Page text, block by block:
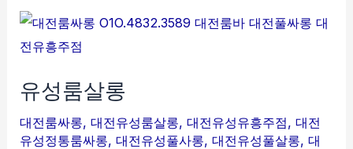
유성룸살롱
대전룸싸롱,대전유성룸살롱,대전유성유흥주점,대전
유성정통룸싸롱,대전유성풀사롱,대전유성풀살롱,대
유
성
살
롱